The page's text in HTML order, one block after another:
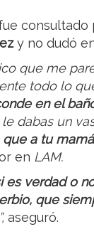
consultado
y no dudó
que me
todo lo
en el
dabas un
que a tu
en LAM.
es verdad o
que
aseguró.